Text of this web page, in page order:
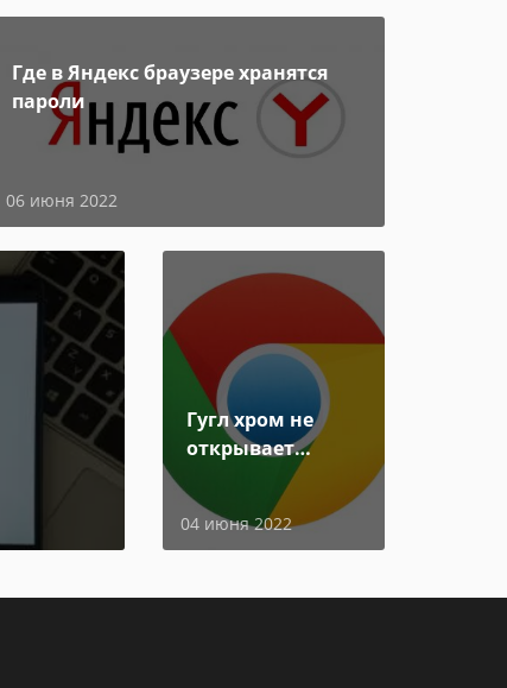
Где в Яндекс браузере хранятся
пароли
06 июня 2022
Гугл хром не
открывает
04 июня 2022